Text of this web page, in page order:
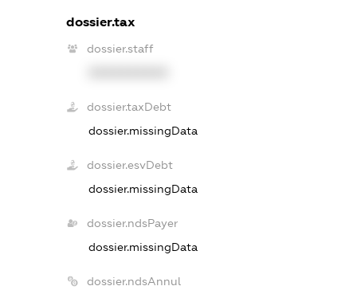
dossier.tax
dossier.staff
dossier.taxDebt
dossier.missingData
dossier.esvDebt
dossier.missingData
dossier.ndsPayer
dossier.missingData
dossier.ndsAnnul